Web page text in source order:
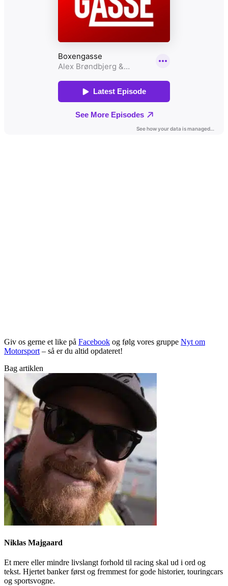
Giv os gerne et like på Facebook og følg vores gruppe Nyt om
Motorsport – så er du altid opdateret!
Bag artiklen
Niklas Majgaard
Et mere eller mindre livslangt forhold til racing skal ud i ord og
tekst. Hjertet banker først og fremmest for gode historier, touringcars
og sportsvogne.